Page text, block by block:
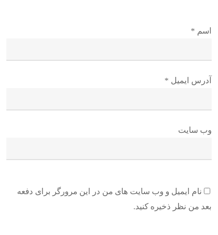
اسم *
آدرس ایمیل *
وب سایت
نام ایمیل و وب سایت های من در این مرورگر برای دفعه
بعد من نظر ذخیره کنید.